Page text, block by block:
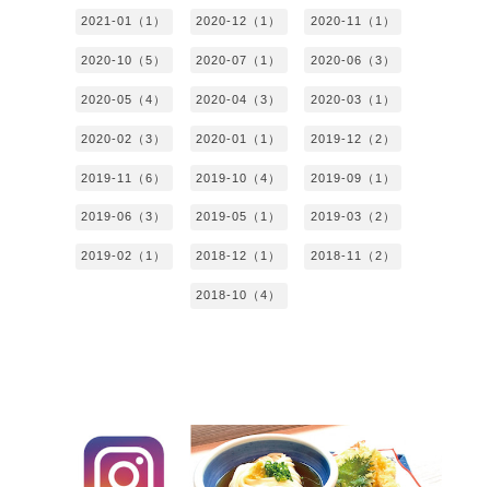
2021-01（1） 2020-12（1） 2020-11（1）
2020-10（5） 2020-07（1） 2020-06（3）
2020-05（4） 2020-04（3） 2020-03（1）
2020-02（3） 2020-01（1） 2019-12（2）
2019-11（6） 2019-10（4） 2019-09（1）
2019-06（3） 2019-05（1） 2019-03（2）
2019-02（1） 2018-12（1） 2018-11（2）
2018-10（4）